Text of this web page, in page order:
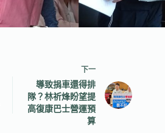
下一
導致捐車還得排
隊？林祈烽盼望提
高復康巴士營運預
算